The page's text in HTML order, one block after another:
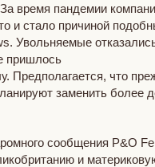
время пандемии
и стало причиной
Увольняемые
пришлось
Предполагается, что
заменить более
сообщения P&O
и